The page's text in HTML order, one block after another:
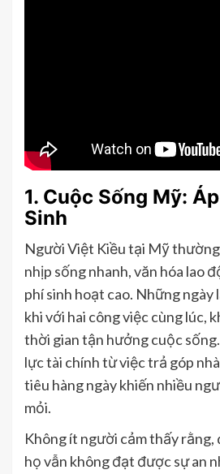
1. Cuộc Sống Mỹ:
Sinh
Người Việt Kiều tại Mỹ
nhịp sống nhanh, văn hóa lao
phí sinh hoạt cao. Những ngày
khi với hai công việc cùng lúc,
thời gian tận hưởng cuộc
lực tài chính từ việc trả góp
tiêu hàng ngày khiến nhiều
mỏi.
Không ít người cảm thấy rằng,
họ vẫn không đạt được sự an